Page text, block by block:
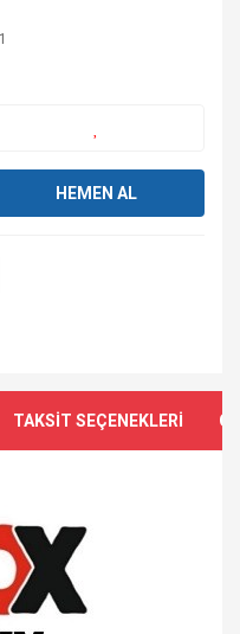
HEMEN AL
TAKSİT SEÇENEKLERİ